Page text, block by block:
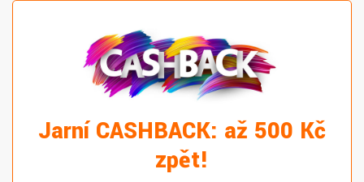
Jarní CASHBACK: až 500 Kč
zpět!